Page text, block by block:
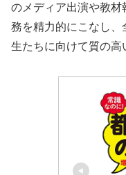
のメディア出演や教
務を精力的にこなし
生たちに向けて質の高